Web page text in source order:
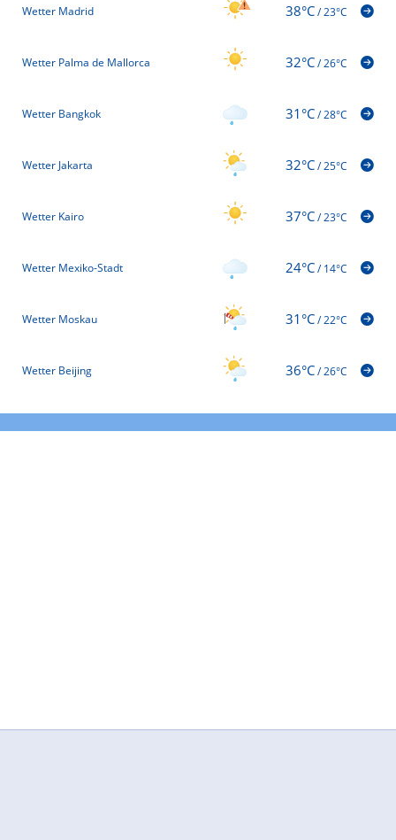
Wetter Madrid 38°C/23°C
Wetter Palma de Mallorca 32°C/26°C
Wetter Bangkok 31°C/28°C
Wetter Jakarta 32°C/25°C
Wetter Kairo 37°C/23°C
Wetter Mexiko-Stadt 24°C/14°C
Wetter Moskau 31°C/22°C
Wetter Beijing 36°C/26°C